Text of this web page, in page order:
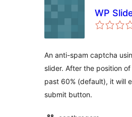
WP
An anti-spam captcha
slider. After the position
past 60% (default), it will
submit button.